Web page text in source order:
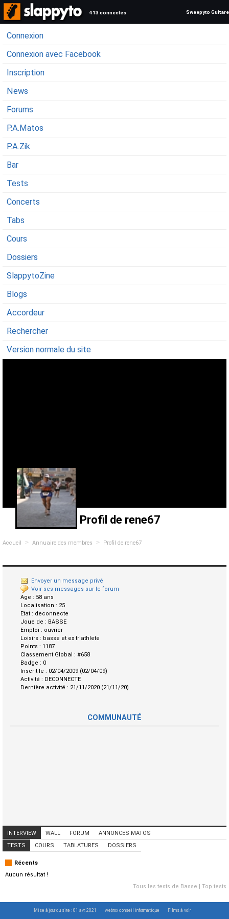
413 connectés Sweepyto Guitare
Connexion
Connexion avec Facebook
Inscription
News
Forums
P.A.Matos
P.A.Zik
Bar
Tests
Concerts
Tabs
Cours
Dossiers
SlappytoZine
Blogs
Accordeur
Rechercher
Version normale du site
Profil de rene67
Accueil > Annuaire des membres > Profil de rene67
Envoyer un message privé
Voir ses messages sur le forum
Age : 58 ans
Localisation : 25
Etat : deconnecte
Joue de : BASSE
Emploi : ouvrier
Loisirs : basse et ex triathlete
Points : 1187
Classement Global : #658
Badge : 0
Inscrit le : 02/04/2009 (02/04/09)
Activité : DECONNECTE
Dernière activité : 21/11/2020 (21/11/20)
COMMUNAUTÉ
INTERVIEW WALL FORUM
ANNONCES MATOS
ANNONCES MUSICIENS
CONCERTS
TESTS COURS TABLATURES DOSSIERS
Récents
Aucun résultat !
Tous les tests de Basse
Top tests
Mise à jour du site : 01 avr. 2021 webrox conseil informatique Films à voir